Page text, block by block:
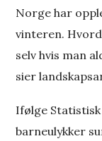
Norge har
vinteren.
selv hvis man
sier
Ifølge
barneulykker